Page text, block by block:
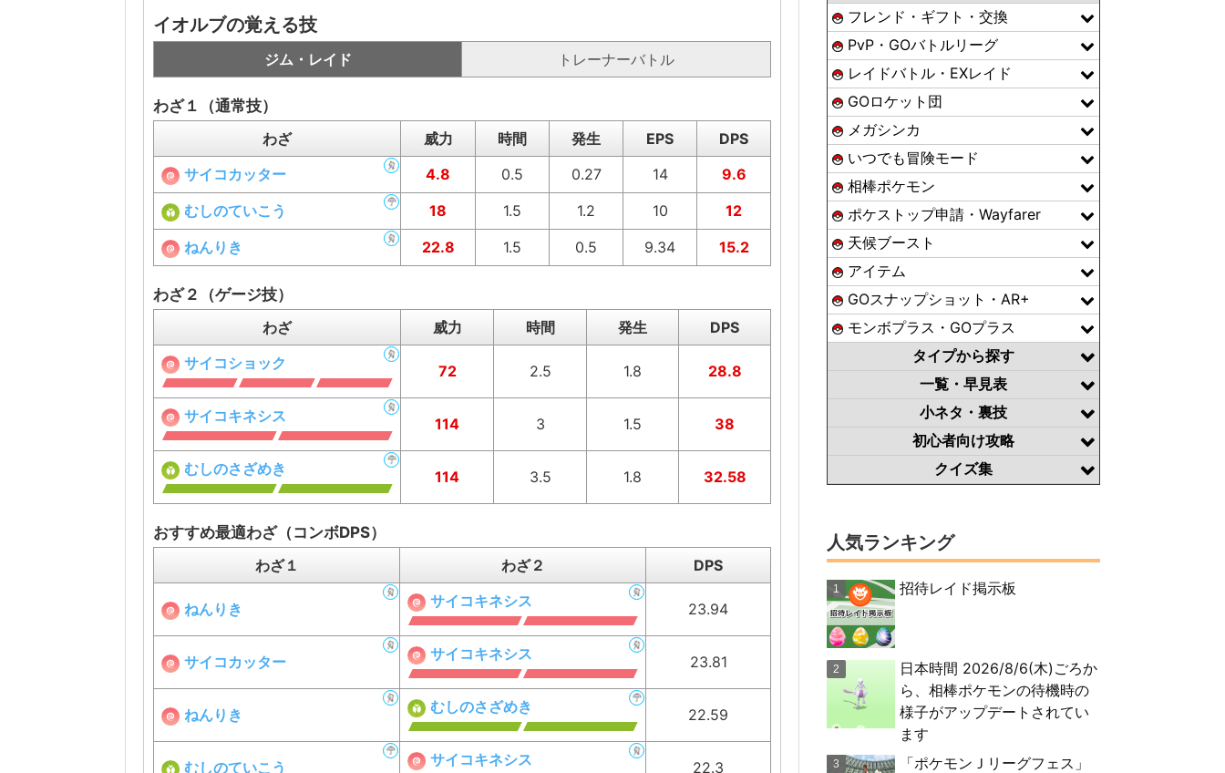
イオルブの覚える技
ジム・レイド トレーナーバトル
わざ１（通常技）
わざ
威力 時間 発生 EPS
DPS
サイコカッター
4.8 0.5 0.27 14
9.6
むしのていこう
18 1.5 1.2 10
12
ねんりき
22.8 1.5 0.5 9.34 15.2
わざ２（ゲージ技）
わざ
威力 時間 発生
DPS
サイコショック
72 2.5 1.8 28.8
サイコキネシス 114 3 1.5 38
むしのさざめき 114 3.5 1.8 32.58
おすすめ最適わざ（コンボDPS）
わざ１
わざ２ DPS
ねんりき サイコキネシス 23.94
サイコカッター サイコキネシス 23.81
ねんりき むしのさざめき 22.59
むしのていこう サイコキネシス 22.3
フレンド・ギフト・交換
PvP・GOバトルリーグ
レイドバトル・EXレイド
GOロケット団
メガシンカ
いつでも冒険モード
相棒ポケモン
ポケストップ申請・Wayfarer
天候ブースト
アイテム
GOスナップショット・AR+
モンボプラス・GOプラス
タイプから探す
一覧・早見表
小ネタ・裏技
初心者向け攻略
クイズ集
人気ランキング
招待レイド掲示板
日本時間 2026/8/6(木)ごろか
ら、相棒ポケモンの待機時の
様子がアップデートされてい
ます
「ポケモンＪリーグフェス」